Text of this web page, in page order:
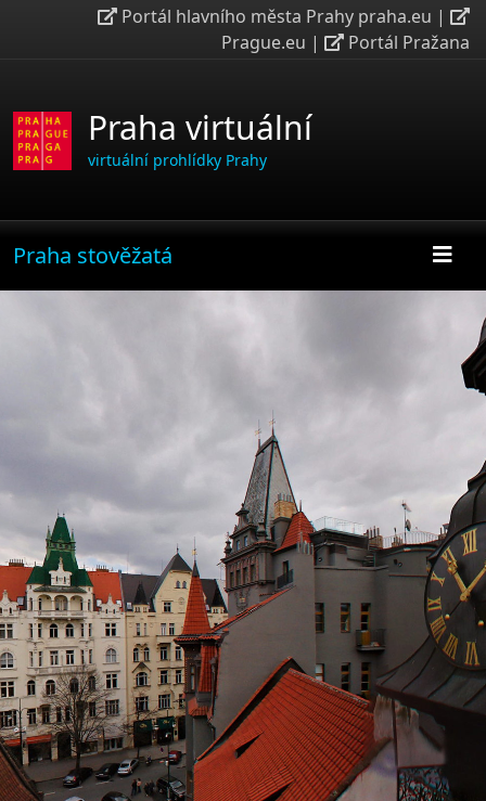
Portál hlavního města Prahy praha.eu |
Prague.eu | Portál Pražana
Praha virtuální
virtuální prohlídky Prahy
Praha stověžatá